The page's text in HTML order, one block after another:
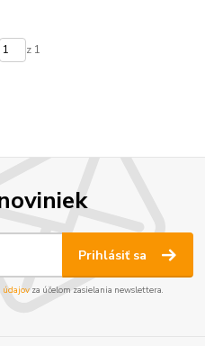
z 1
Prihlásiť sa
údajov za účelom zasielania newslettera.